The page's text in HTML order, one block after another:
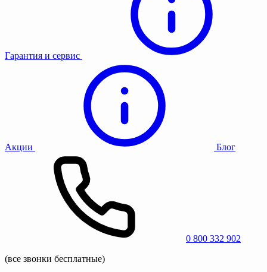
Гарантия и сервис
Акции Блог
0 800 332 902
(все звонки бесплатные)